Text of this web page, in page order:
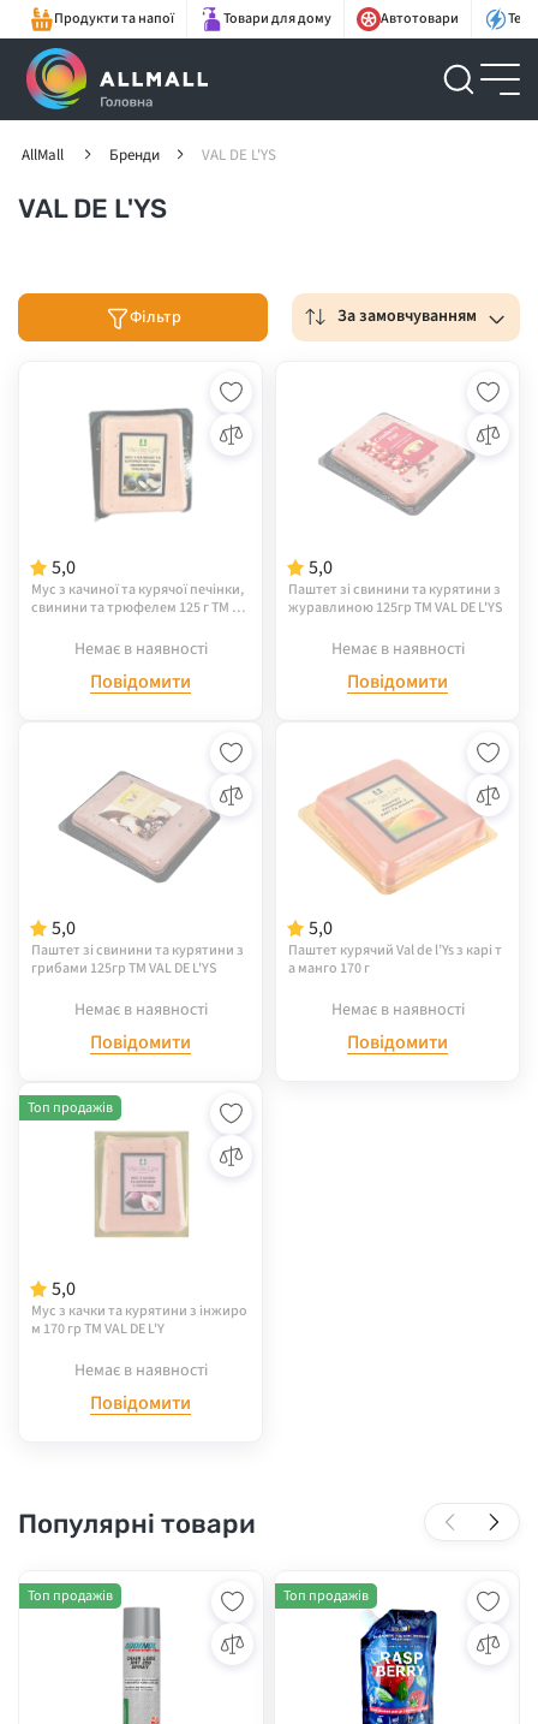
Продукти та напої Товари для дому Автотовари
AllMall Бренди VAL DE L'YS
VAL DE L'YS
Фільтр За замовчуванням
5,0
Мус з качиної та курячої печінки,
свинини та трюфелем 125 г ТМ VA
Немає в наявності
Повідомити
5,0
Паштет зі свинини та курятини з
журавлиною 125гр TM VAL DE L'YS
Немає в наявності
Повідомити
5,0
Паштет зі свинини та курятини з
грибами 125гр TM VAL DE L'YS
Немає в наявності
Повідомити
5,0
Паштет курячий Val de l’Ys з карі т
а манго 170 г
Немає в наявності
Повідомити
5,0
Мус з качки та курятини з інжиро
м 170 гр TM VAL DE L'Y
Топ продажів
Немає в наявності
Повідомити
Популярні товари
Топ продажів Топ продажів